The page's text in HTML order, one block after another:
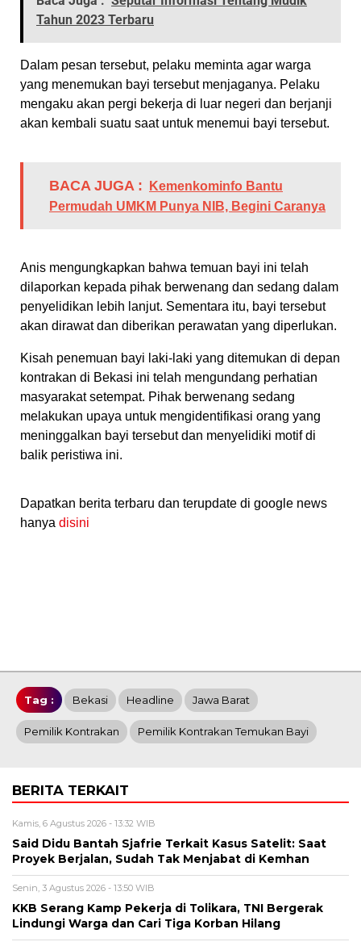
Tahun 2023 Terbaru
Dalam pesan tersebut, pelaku meminta agar warga
yang menemukan bayi tersebut menjaganya. Pelaku
mengaku akan pergi bekerja di luar negeri dan berjanji
akan kembali suatu saat untuk menemui bayi tersebut.
BACA JUGA :
Kemenkominfo Bantu
Permudah UMKM Punya NIB, Begini Caranya
Anis mengungkapkan bahwa temuan bayi ini telah
dilaporkan kepada pihak berwenang dan sedang dalam
penyelidikan lebih lanjut. Sementara itu, bayi tersebut
akan dirawat dan diberikan perawatan yang diperlukan.
Kisah penemuan bayi laki-laki yang ditemukan di depan
kontrakan di Bekasi ini telah mengundang perhatian
masyarakat setempat. Pihak berwenang sedang
melakukan upaya untuk mengidentifikasi orang yang
meninggalkan bayi tersebut dan menyelidiki motif di
balik peristiwa ini.
Dapatkan berita terbaru dan terupdate di google news
hanya disini
Tag : Bekasi Headline Jawa Barat
Pemilik Kontrakan Pemilik Kontrakan Temukan Bayi
BERITA TERKAIT
Kamis, 6 Agustus 2026 - 13:32 WIB
Said Didu Bantah Sjafrie Terkait Kasus Satelit: Saat
Proyek Berjalan, Sudah Tak Menjabat di Kemhan
Senin, 3 Agustus 2026 - 13:50 WIB
KKB Serang Kamp Pekerja di Tolikara, TNI Bergerak
Lindungi Warga dan Cari Tiga Korban Hilang